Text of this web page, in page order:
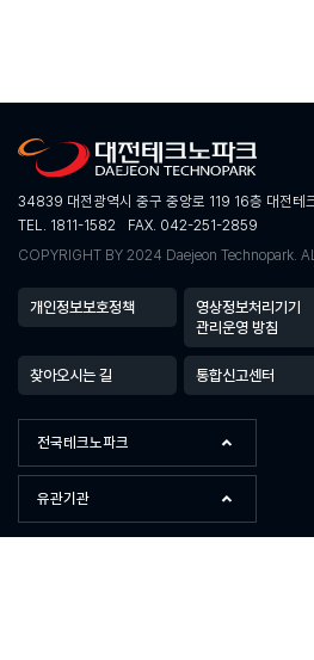
34839 대전광역시 중구 중앙로 119 16층 대전테
TEL. 1811-1582
FAX. 042-251-2859
COPYRIGHT BY 2024 Daejeon Technopark.
전국테크노파크
유관기관
개인정보보호정책
영상정보처리기기
관리운영 방침
찾아오시는 길 통합신고센터